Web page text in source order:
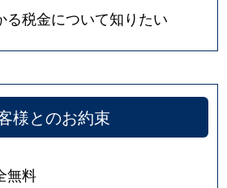
る税金について知りたい
様とのお約束
無料